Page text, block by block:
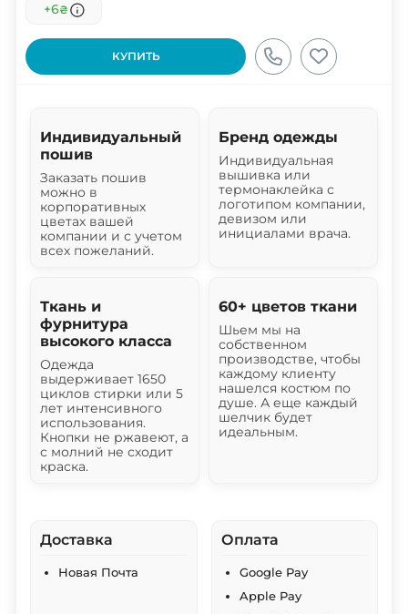
+6₴
КУПИТЬ
Индивидуальный
пошив
Заказать пошив
можно в
корпоративных
цветах вашей
компании и с учетом
всех пожеланий.
Бренд одежды
Индивидуальная
вышивка или
термонаклейка с
логотипом компании,
девизом или
инициалами врача.
Ткань и
фурнитура
высокого класса
Одежда
выдерживает 1650
циклов стирки или 5
лет интенсивного
использования.
Кнопки не ржавеют, а
с молний не сходит
краска.
60+ цветов ткани
Шьем мы на
собственном
производстве, чтобы
каждому клиенту
нашелся костюм по
душе. А еще каждый
шелчик будет
идеальным.
Доставка
Новая Почта
Оплата
Google Pay
Apple Pay